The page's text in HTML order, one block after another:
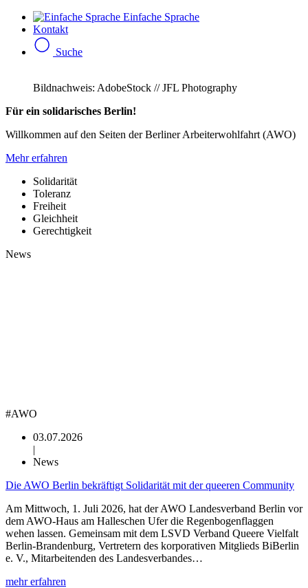
Einfache Sprache
Kontakt
Suche
Bildnachweis: AdobeStock // JFL Photography
Für ein solidarisches Berlin!
Willkommen auf den Seiten der Berliner Arbeiterwohlfahrt (AWO)
Mehr erfahren
Solidarität
Toleranz
Freiheit
Gleichheit
Gerechtigkeit
News
#AWO
03.07.2026
|
News
Die AWO Berlin bekräftigt Solidarität mit der queeren Community
Am Mittwoch, 1. Juli 2026, hat der AWO Landesverband Berlin vor
dem AWO-Haus am Halleschen Ufer die Regenbogenflaggen
wehen lassen. Gemeinsam mit dem LSVD Verband Queere Vielfalt
Berlin-Brandenburg, Vertretern des korporativen Mitglieds BiBerlin
e. V., Mitarbeitenden des Landesverbandes…
mehr erfahren